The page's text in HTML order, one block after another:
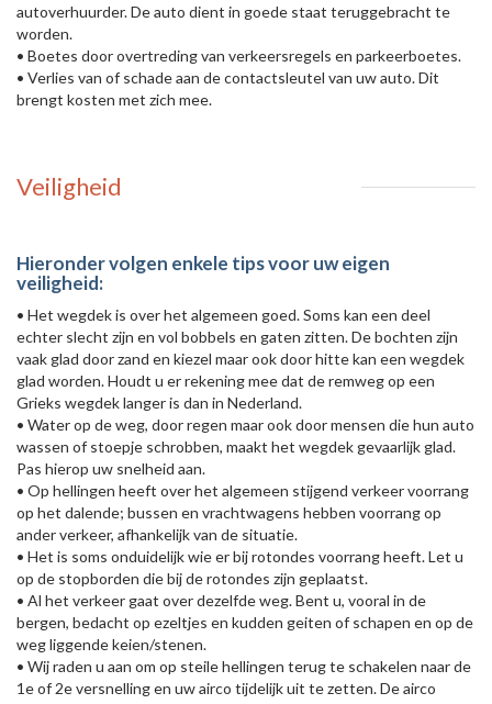
autoverhuurder. De auto dient in goede staat teruggebracht te
worden.
• Boetes door overtreding van verkeersregels en parkeerboetes.
• Verlies van of schade aan de contactsleutel van uw auto. Dit
brengt kosten met zich mee.
Veiligheid
Hieronder volgen enkele tips voor uw eigen
veiligheid:
• Het wegdek is over het algemeen goed. Soms kan een deel
echter slecht zijn en vol bobbels en gaten zitten. De bochten zijn
vaak glad door zand en kiezel maar ook door hitte kan een wegdek
glad worden. Houdt u er rekening mee dat de remweg op een
Grieks wegdek langer is dan in Nederland.
• Water op de weg, door regen maar ook door mensen die hun auto
wassen of stoepje schrobben, maakt het wegdek gevaarlijk glad.
Pas hierop uw snelheid aan.
• Op hellingen heeft over het algemeen stijgend verkeer voorrang
op het dalende; bussen en vrachtwagens hebben voorrang op
ander verkeer, afhankelijk van de situatie.
• Het is soms onduidelijk wie er bij rotondes voorrang heeft. Let u
op de stopborden die bij de rotondes zijn geplaatst.
• Al het verkeer gaat over dezelfde weg. Bent u, vooral in de
bergen, bedacht op ezeltjes en kudden geiten of schapen en op de
weg liggende keien/stenen.
• Wij raden u aan om op steile hellingen terug te schakelen naar de
1e of 2e versnelling en uw airco tijdelijk uit te zetten. De airco